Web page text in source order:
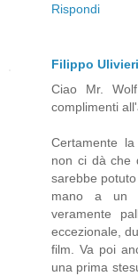
Rispondi
Filippo Ulivieri
Ciao Mr.
complimenti
Certamente
non ci dà che
sarebbe
mano a un
veramente
eccezionale,
film. Va poi
una prima